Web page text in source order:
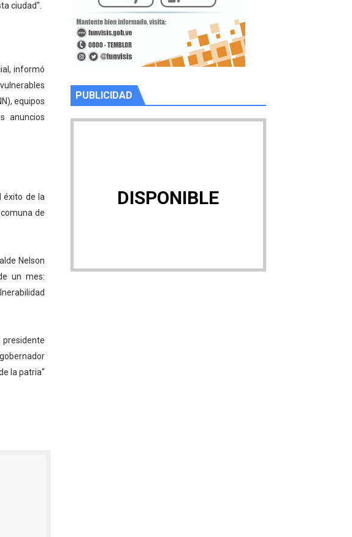
ciudad".
informó
equipos
anuncios
éxito de la
de
Nelson
un mes:
presidente
la patria"
PUBLICIDAD
DISPONIBLE